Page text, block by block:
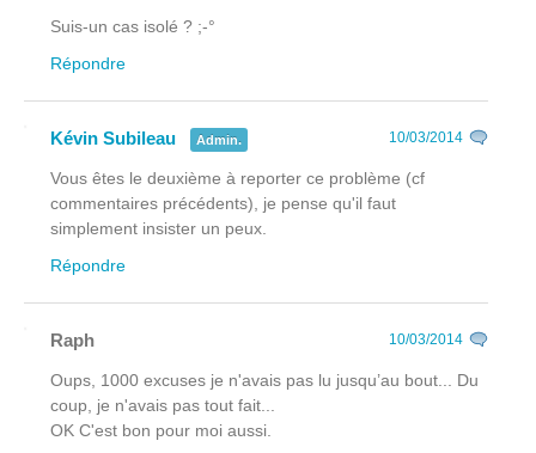
Suis-un cas isolé ? ;-°
Répondre
Kévin Subileau Admin. 10/03/2014
Vous êtes le deuxième à reporter ce problème (cf
commentaires précédents), je pense qu'il faut
simplement insister un peux.
Répondre
Raph 10/03/2014
Oups, 1000 excuses je n'avais pas lu jusqu’au bout... Du
coup, je n'avais pas tout fait...
OK C'est bon pour moi aussi.